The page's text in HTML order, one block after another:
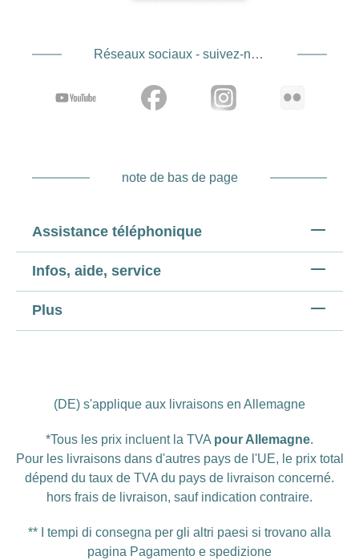
Réseaux sociaux - suivez-nous
note de bas de page
Assistance téléphonique
Infos, aide, service
Plus
(DE) s'applique aux livraisons en Allemagne
*Tous les prix incluent la TVA pour Allemagne.
Pour les livraisons dans d'autres pays de l'UE, le prix total
dépend du taux de TVA du pays de livraison concerné.
hors frais de livraison, sauf indication contraire.
** I tempi di consegna per gli altri paesi si trovano alla
pagina Pagamento e spedizione